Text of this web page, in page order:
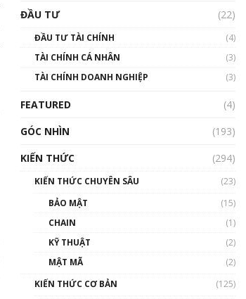
uptrend trong năm 2023? |
Phổ cập Blockchain
00:02:14
Nhìn lại năm 2022: Những
nhân vật ảnh hưởng nhất
hệ sinh thái tiền mã hoá |
Blockchain
ĐẦU TƯ
(22)
ĐẦU TƯ TÀI CHÍNH
(4)
TÀI CHÍNH CÁ NHÂN
(3)
TÀI CHÍNH DOANH NGHIỆP
(3)
FEATURED
(4)
GÓC NHÌN
(193)
KIẾN THỨC
(294)
KIẾN THỨC CHUYÊN SÂU
(23)
BẢO MẬT
(15)
CHAIN
(1)
KỸ THUẬT
(2)
MẬT MÃ
(2)
KIẾN THỨC CƠ BẢN
(125)